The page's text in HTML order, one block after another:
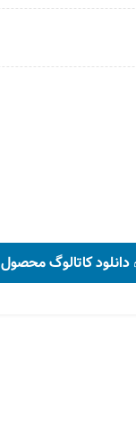
دانلود کاتالوگ محصول